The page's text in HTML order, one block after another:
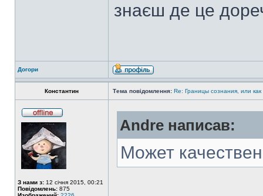
знаєш де це
Догори
Константин Тема повідомлення: Re: Границы сознания, или как
З нами з: 12 січня 2015, 00:21
Повідомлень: 875
Andre написав:
Может